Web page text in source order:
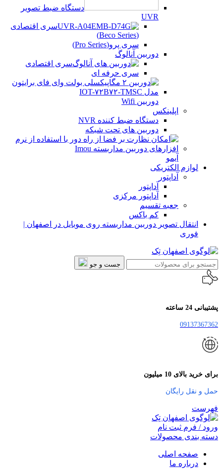
دستگاه ضبط تصویر
UVR
سری اقتصادی
(Beco Series)
سری پرو(Pro Series)
دوربین آنالوگ
سری اقتصادی
سری حرفه ای
دوربین Wifi
اپلینکس
دستگاه ضبط کننده NVR
دوربین های تحت شبکه
آیمو
لوازم الکتریکی
آداپتور
آداپتور
آداپتور مرکزی
جعبه تقسیم
کم باکس
انتقال تصویر دوربین مداربسته روی موبایل در اصفهان |
فوری
جست و جو
پشتیبانی 24 ساعته
09137367362
برای خرید بالای 10 میلیون
حمل و نقل رایگان
فهرست
ورود / فرم ثبت نام
دسته بندی محصولات
صفحه اصلی
درباره ما